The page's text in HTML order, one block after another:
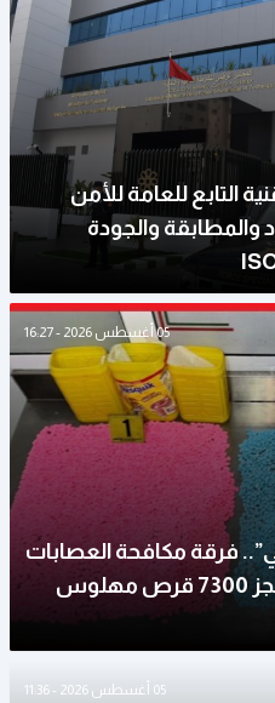
التابع للعامة للأمن
والمطابقة والجودة
05 أغسطس 2026 - 16:27
فرقة مكافحة العصابات
بأكادير تُوقف شخصين وتحجز 7300 قرص مهلوس
05 أغسطس 2026 - 11:36